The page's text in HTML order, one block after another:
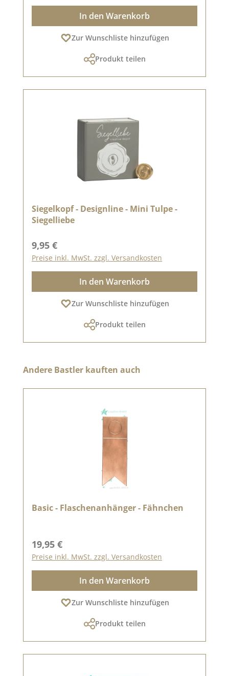
In den Warenkorb
Zur Wunschliste hinzufügen
Produkt teilen
Siegelkopf - Designline - Mini Tulpe -
Siegelliebe
Regulärer Preis:
9,95 €
Preise inkl. MwSt. zzgl. Versandkosten
In den Warenkorb
Zur Wunschliste hinzufügen
Produkt teilen
Produktgalerie überspringen
Andere Bastler kauften auch
Basic - Flaschenanhänger - Fähnchen
Regulärer Preis:
19,95 €
Preise inkl. MwSt. zzgl. Versandkosten
In den Warenkorb
Zur Wunschliste hinzufügen
Produkt teilen